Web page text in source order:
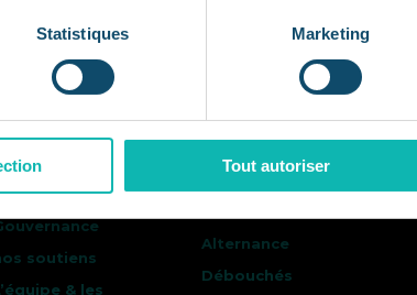
Statistiques Marketing
Tout autoriser
L’école
Pourquoi CCCLX
d’être –
à mission
&
soutiens
& les
Les 12
compétences
Alternance
Débouchés